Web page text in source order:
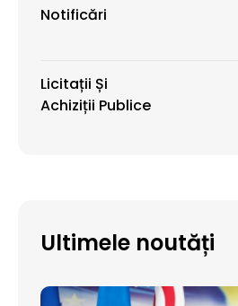
Notificări
Licitații Și
Achiziții Publice
Ultimele noutăți